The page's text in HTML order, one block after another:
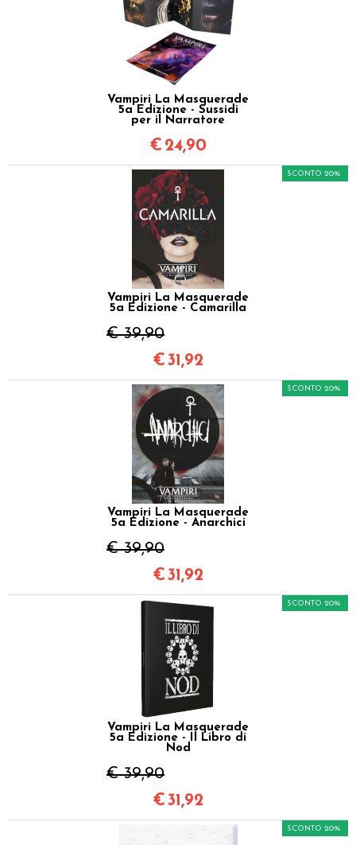
Vampiri La Masquerade
5a Edizione - Sussidi
per il Narratore
€ 24,90
Vampiri La Masquerade
5a Edizione - Camarilla
€ 39,90
SCONTO 20%
€31,92
Vampiri La Masquerade
5a Edizione - Anarchici
€ 39,90
SCONTO 20%
€31,92
Vampiri La Masquerade
5a Edizione - Il Libro di
Nod
€ 39,90
SCONTO 20%
€31,92
SCONTO 20%